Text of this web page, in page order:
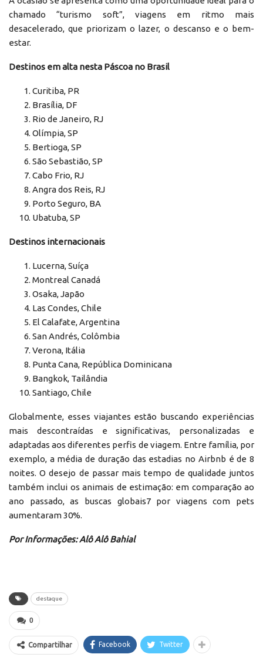
chamado “turismo soft”, viagens em ritmo mais
desacelerado, que priorizam o lazer, o descanso e o bem-
estar.
Destinos em alta nesta Páscoa no Brasil
Curitiba, PR
Brasília, DF
Rio de Janeiro, RJ
Olímpia, SP
Bertioga, SP
São Sebastião, SP
Cabo Frio, RJ
Angra dos Reis, RJ
Porto Seguro, BA
Ubatuba, SP
Destinos internacionais
Lucerna, Suíça
Montreal Canadá
Osaka, Japão
Las Condes, Chile
El Calafate, Argentina
San Andrés, Colômbia
Verona, Itália
Punta Cana, República Dominicana
Bangkok, Tailândia
Santiago, Chile
Globalmente, esses viajantes estão buscando experiências
mais descontraídas e significativas, personalizadas e
adaptadas aos diferentes perfis de viagem. Entre família, por
exemplo, a média de duração das estadias no Airbnb é de 8
noites. O desejo de passar mais tempo de qualidade juntos
também inclui os animais de estimação: em comparação ao
ano passado, as buscas globais7 por viagens com pets
aumentaram 30%.
Por Informações: Alô Alô Bahial
destaque
0
Compartilhar Facebook Twitter